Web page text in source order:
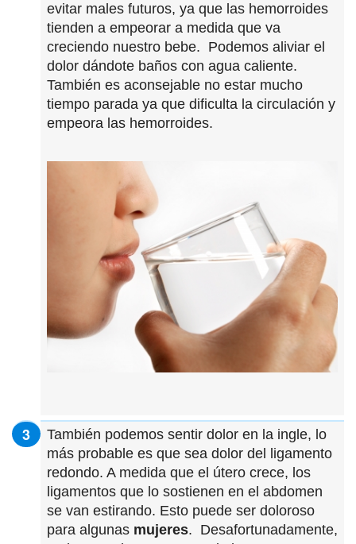
evitar males futuros, ya que las hemorroides
tienden a empeorar a medida que va
creciendo nuestro bebe. Podemos aliviar el
dolor dándote baños con agua caliente.
También es aconsejable no estar mucho
tiempo parada ya que dificulta la circulación y
empeora las hemorroides.
También podemos sentir dolor en la ingle, lo
más probable es que sea dolor del ligamento
redondo. A medida que el útero crece, los
ligamentos que lo sostienen en el abdomen
se van estirando. Esto puede ser doloroso
para algunas mujeres. Desafortunadamente,